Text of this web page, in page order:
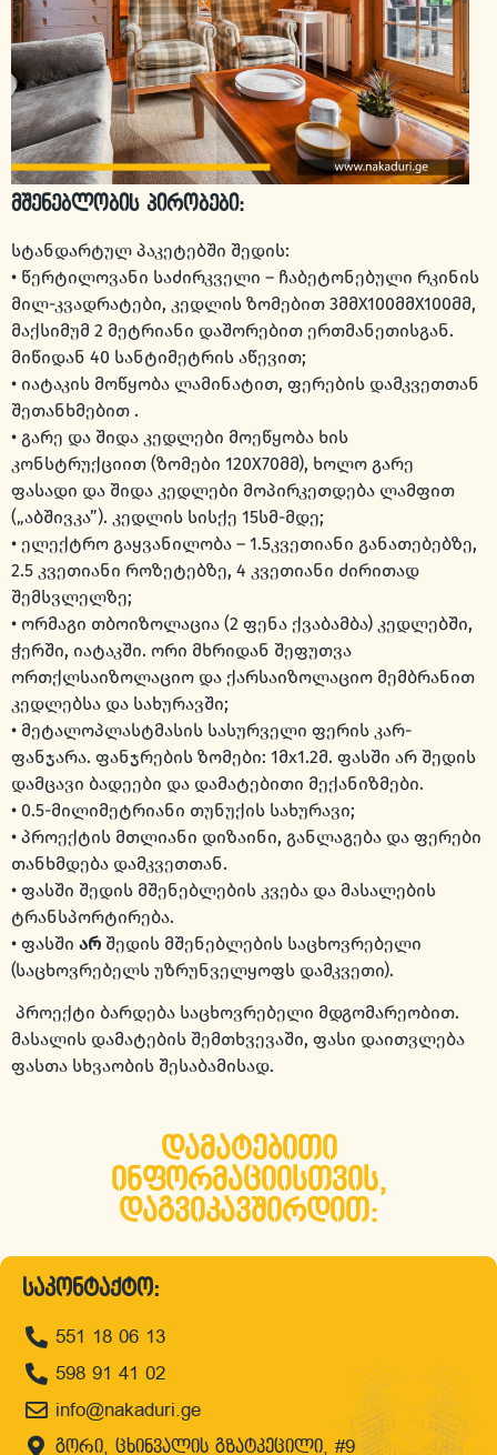
მშენებლობის პირობები:
სტანდარტულ პაკეტებში შედის:
• წერტილოვანი საძირკველი – ჩაბეტონებული რკინის
მილ-კვადრატები, კედლის ზომებით 3მმX100მმX100მმ,
მაქსიმუმ 2 მეტრიანი დაშორებით ერთმანეთისგან.
მიწიდან 40 სანტიმეტრის აწევით;
• იატაკის მოწყობა ლამინატით, ფერების დამკვეთთან
შეთანხმებით .
• გარე და შიდა კედლები მოეწყობა ხის
კონსტრუქციით (ზომები 120X70მმ), ხოლო გარე
ფასადი და შიდა კედლები მოპირკეთდება ლამფით
(„აბშივკა”). კედლის სისქე 15სმ-მდე;
• ელექტრო გაყვანილობა – 1.5კვეთიანი განათებებზე,
2.5 კვეთიანი როზეტებზე, 4 კვეთიანი ძირითად
შემსვლელზე;
• ორმაგი თბოიზოლაცია (2 ფენა ქვაბამბა) კედლებში,
ჭერში, იატაკში. ორი მხრიდან შეფუთვა
ორთქლსაიზოლაციო და ქარსაიზოლაციო მემბრანით
კედლებსა და სახურავში;
• მეტალოპლასტმასის სასურველი ფერის კარ-
ფანჯარა. ფანჯრების ზომები: 1მx1.2მ. ფასში არ შედის
დამცავი ბადეები და დამატებითი მექანიზმები.
• 0.5-მილიმეტრიანი თუნუქის სახურავი;
• პროექტის მთლიანი დიზაინი, განლაგება და ფერები
თანხმდება დამკვეთთან.
• ფასში შედის მშენებლების კვება და მასალების
ტრანსპორტირება.
• ფასში არ შედის მშენებლების საცხოვრებელი
(საცხოვრებელს უზრუნველყოფს დამკვეთი).
პროექტი ბარდება საცხოვრებელი მდგომარეობით.
მასალის დამატების შემთხვევაში, ფასი დაითვლება
ფასთა სხვაობის შესაბამისად.
დამატებითი
ინფორმაციისთვის,
დაგვიკავშირდით:
საკონტაქტო:
551 18 06 13
598 91 41 02
info@nakaduri.ge
გორი, ცხინვალის გზატკეცილი, #9